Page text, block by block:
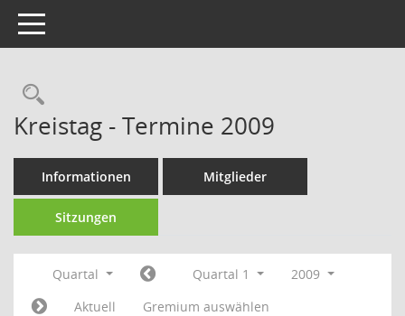
Toggle navigation
Rechercheauswahl
Kreistag - Termine 2009
Informationen Mitglieder
Sitzungen
Quartal Quartal 1
2009
Aktuell
Gremium auswählen